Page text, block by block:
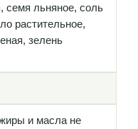
льняное, соль
растительное,
зелень
и масла не